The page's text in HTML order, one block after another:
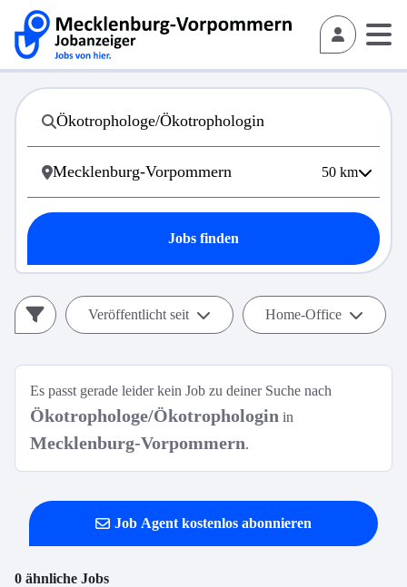
50 km
Jobs finden
Veröffentlicht seit Home-Office
Es passt gerade leider kein Job zu deiner Suche nach
Ökotrophologe/Ökotrophologin in
Mecklenburg-Vorpommern.
Job Agent kostenlos abonnieren
0 ähnliche Jobs